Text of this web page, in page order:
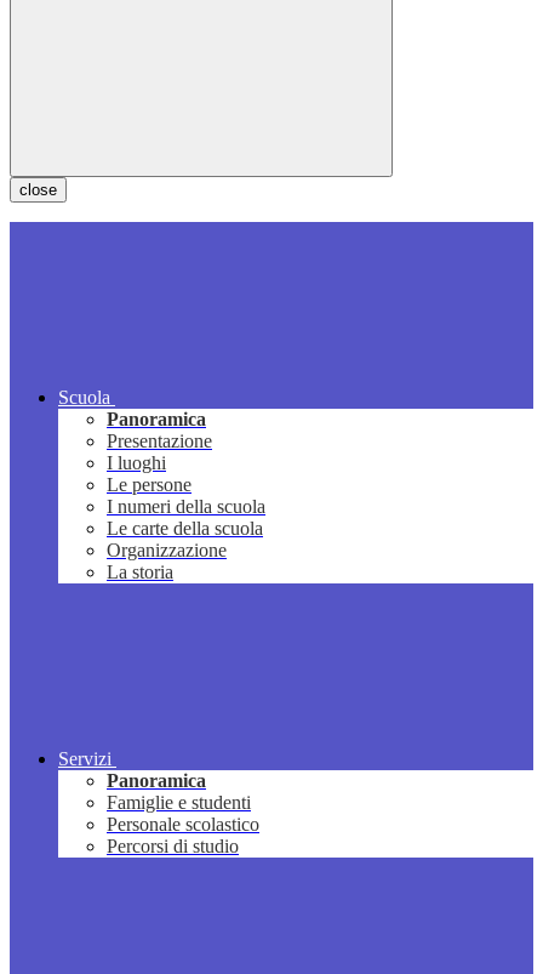
close
Scuola
Panoramica
Presentazione
I luoghi
Le persone
I numeri della scuola
Le carte della scuola
Organizzazione
La storia
Servizi
Panoramica
Famiglie e studenti
Personale scolastico
Percorsi di studio